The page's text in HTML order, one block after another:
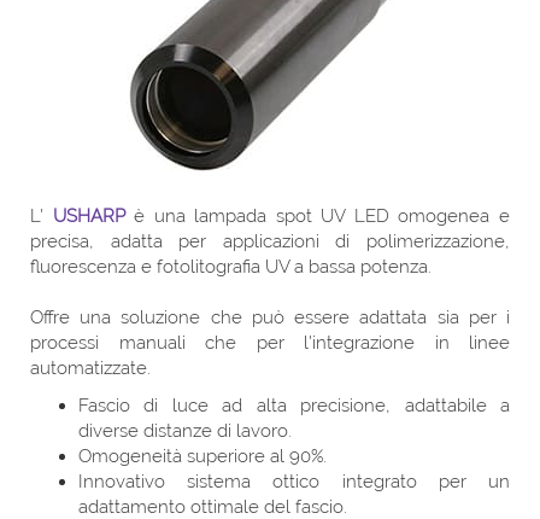
L' USHARPè una lampada spot UV LED omogenea e
precisa, adatta per applicazioni di polimerizzazione,
fluorescenza e fotolitografia UV a bassa potenza.
Offre una soluzione che può essere adattata sia per i
processi manuali che per l'integrazione in linee
automatizzate.
Fascio di luce ad alta precisione, adattabile a
diverse distanze di lavoro.
Omogeneità superiore al 90%.
Innovativo sistema ottico integrato per un
adattamento ottimale del fascio.